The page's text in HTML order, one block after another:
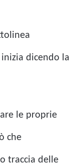
dicendo la
le proprie
che
traccia delle